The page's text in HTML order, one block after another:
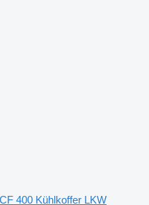
400 Kühlkoffer LKW